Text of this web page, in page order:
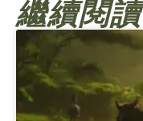
繼續閱讀